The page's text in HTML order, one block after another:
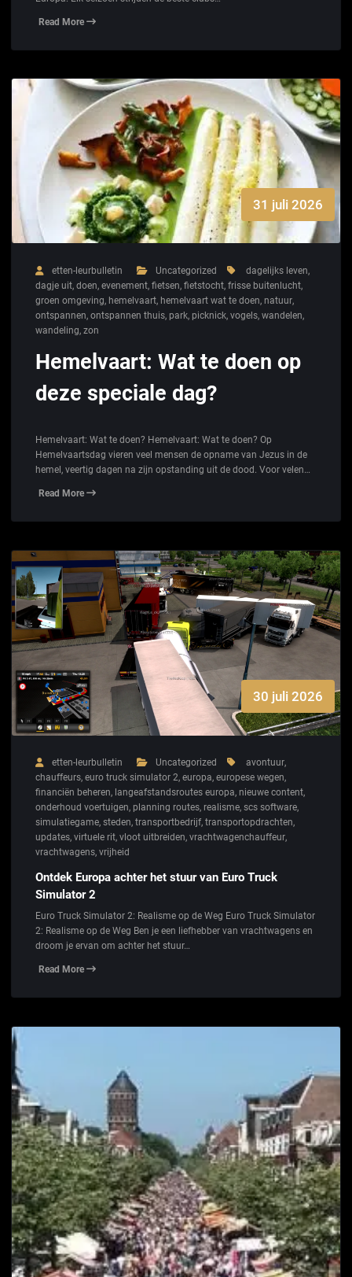
Read More
31 juli 2026
etten-leurbulletin Uncategorized dagelijks leven,
dagje uit, doen, evenement, fietsen, fietstocht, frisse buitenlucht,
groen omgeving, hemelvaart, hemelvaart wat te doen, natuur,
ontspannen, ontspannen thuis, park, picknick, vogels, wandelen,
wandeling, zon
Hemelvaart: Wat te doen op
deze speciale dag?
Hemelvaart: Wat te doen? Hemelvaart: Wat te doen? Op
Hemelvaartsdag vieren veel mensen de opname van Jezus in de
hemel, veertig dagen na zijn opstanding uit de dood. Voor velen…
Read More
30 juli 2026
etten-leurbulletin Uncategorized avontuur,
chauffeurs, euro truck simulator 2, europa, europese wegen,
financiën beheren, langeafstandsroutes europa, nieuwe content,
onderhoud voertuigen, planning routes, realisme, scs software,
simulatiegame, steden, transportbedrijf, transportopdrachten,
updates, virtuele rit, vloot uitbreiden, vrachtwagenchauffeur,
vrachtwagens, vrijheid
Ontdek Europa achter het stuur van Euro Truck
Simulator 2
Euro Truck Simulator 2: Realisme op de Weg Euro Truck Simulator
2: Realisme op de Weg Ben je een liefhebber van vrachtwagens en
droom je ervan om achter het stuur…
Read More